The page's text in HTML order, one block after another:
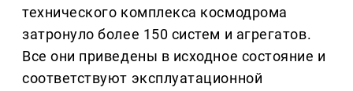
технического комплекса космодрома
затронуло более 150 систем и агрегатов.
Все они приведены в исходное состояние и
соответствуют эксплуатационной